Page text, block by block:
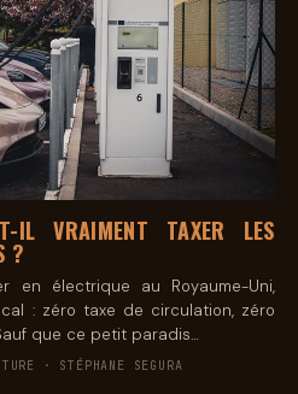
IL VRAIMENT TAXER LES
?
en électrique au Royaume-Uni,
: zéro taxe de circulation, zéro
que ce petit paradis…
· STÉPHANE SEGURA